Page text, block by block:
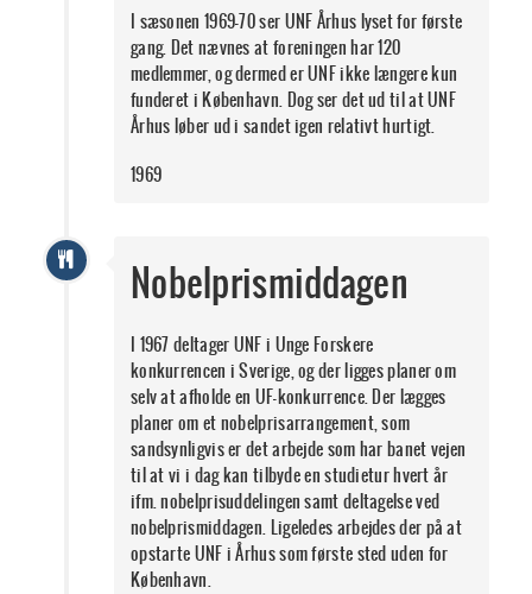
I sæsonen 1969-70 ser UNF Århus lyset for første
gang. Det nævnes at foreningen har 120
medlemmer, og dermed er UNF ikke længere kun
funderet i København. Dog ser det ud til at UNF
Århus løber ud i sandet igen relativt hurtigt.
1969
Nobelprismiddagen
I 1967 deltager UNF i Unge Forskere
konkurrencen i Sverige, og der ligges planer om
selv at afholde en UF-konkurrence. Der lægges
planer om et nobelprisarrangement, som
sandsynligvis er det arbejde som har banet vejen
til at vi i dag kan tilbyde en studietur hvert år
ifm. nobelprisuddelingen samt deltagelse ved
nobelprismiddagen. Ligeledes arbejdes der på at
opstarte UNF i Århus som første sted uden for
København.